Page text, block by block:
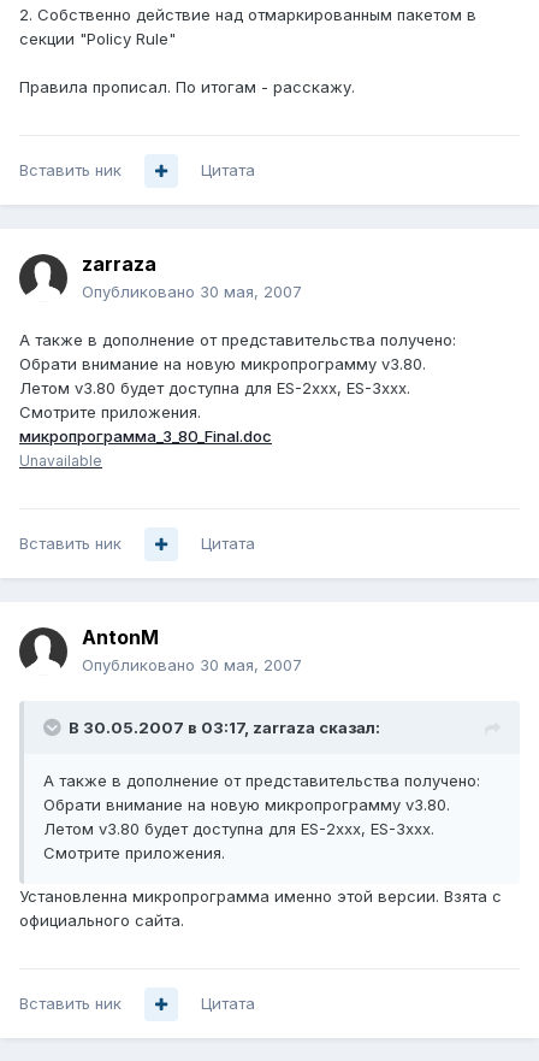
2. Собственно действие над отмаркированным пакетом в
секции "Policy Rule"
Правила прописал. По итогам - расскажу.
Вставить ник Цитата
zarraza
Опубликовано 30 мая, 2007
А также в дополнение от представительства получено:
Обрати внимание на новую микропрограмму v3.80.
Летом v3.80 будет доступна для ES-2xxx, ES-3xxx.
Смотрите приложения.
микропрограмма_3_80_Final.doc
Unavailable
Вставить ник Цитата
AntonM
Опубликовано 30 мая, 2007
В 30.05.2007 в 03:17, zarraza сказал:
А также в дополнение от представительства получено:
Обрати внимание на новую микропрограмму v3.80.
Летом v3.80 будет доступна для ES-2xxx, ES-3xxx.
Смотрите приложения.
Установленна микропрограмма именно этой версии. Взята с
официального сайта.
Вставить ник Цитата